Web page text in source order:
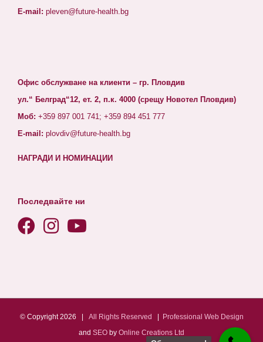
E-mail: pleven@future-health.bg
Офис обслужване на клиенти – гр. Пловдив
ул.“ Белград“12, ет. 2, п.к. 4000 (срещу Новотел Пловдив)
Моб: +359 897 001 741; +359 894 451 777
E-mail: plovdiv@future-health.bg
НАГРАДИ И НОМИНАЦИИ
Последвайте ни
© Copyright2026 | All Rights Reserved Professional Web Design
and SEO by Online Creations Ltd